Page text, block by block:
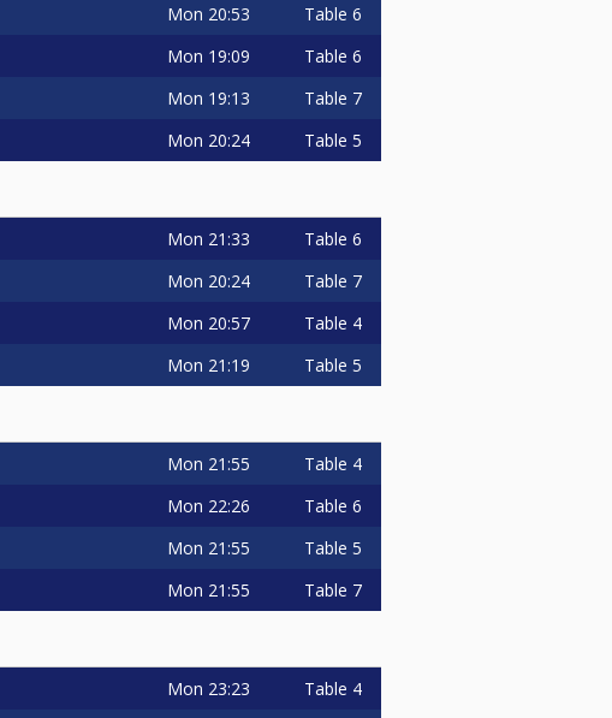
Mon 20:53 Table 6
Mon 19:09 Table 6
Mon 19:13 Table 7
Mon 20:24 Table 5
Mon 21:33 Table 6
Mon 20:24 Table 7
Mon 20:57 Table 4
Mon 21:19 Table 5
Mon 21:55 Table 4
Mon 22:26 Table 6
Mon 21:55 Table 5
Mon 21:55 Table 7
Mon 23:23 Table 4